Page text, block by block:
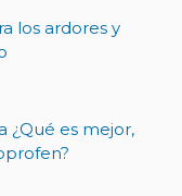
los ardores y
¿Qué es mejor,